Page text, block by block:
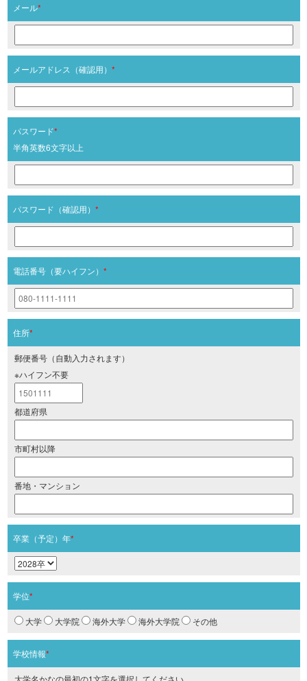
メール*
メールアドレス（確認用） *
パスワード*
半角英数6文字以上
パスワード（確認用） *
電話番号（要ハイフン） *
住所*
郵便番号（自動入力されます）
※ハイフン不要
都道府県
市町村以降
番地・マンション
卒業（予定）年*
学位*
大学 大学院 海外大学 海外大学院 その他
学校情報*
大学名かなの最初の1文字を選択してください